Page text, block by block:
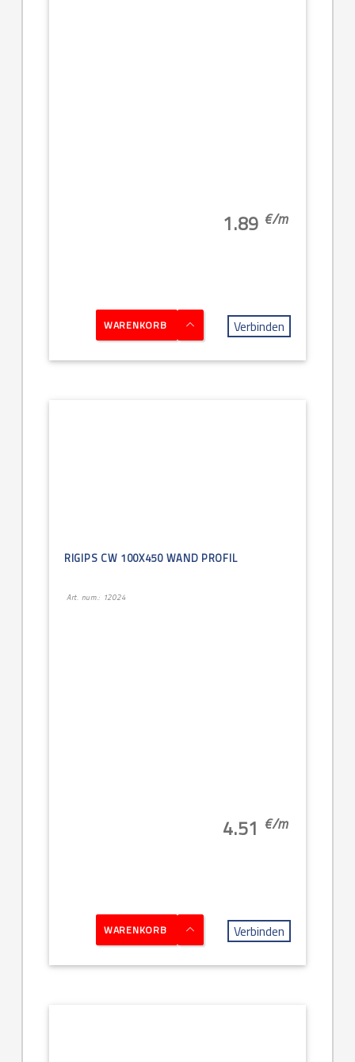
1.89 €/m
WARENKORB Verbinden
RIGIPS CW 100X450 WAND PROFIL
Art. num.: 12024
4.51 €/m
WARENKORB Verbinden